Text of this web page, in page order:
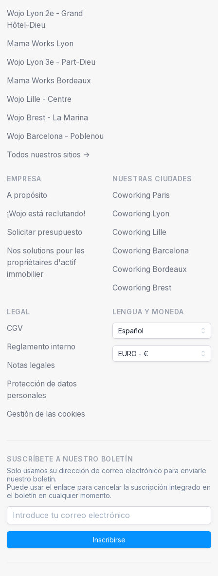
Wojo Lyon 2e - Grand
Hôtel-Dieu
Mama Works Lyon
Wojo Lyon 3e - Part-Dieu
Mama Works Bordeaux
Wojo Lille - Centre
Wojo Brest - La Marina
Wojo Barcelona - Poblenou
Todos nuestros sitios ->
EMPRESA
A propósito
¡Wojo está reclutando!
Solicitar presupuesto
Nos solutions pour les
propriétaires d'actif
immobilier
NUESTRAS CIUDADES
Coworking Paris
Coworking Lyon
Coworking Lille
Coworking Barcelona
Coworking Bordeaux
Coworking Brest
LEGAL
CGV
Reglamento interno
Notas legales
Protección de datos
personales
Gestión de las cookies
LENGUA Y MONEDA
Español
EURO - €
SUSCRÍBETE A NUESTRO BOLETÍN
Solo usamos su dirección de correo electrónico para enviarle
nuestro boletín.
Puede usar el enlace para cancelar la suscripción integrado en
el boletín en cualquier momento.
Inscribirse